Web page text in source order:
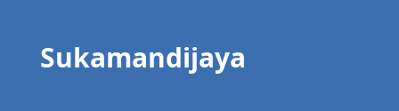
Sukamandijaya